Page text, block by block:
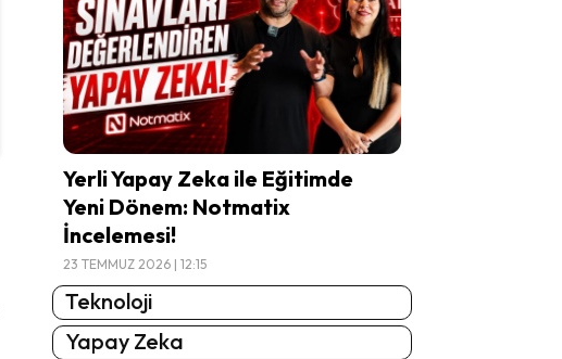
Yerli Yapay Zeka ile Eğitimde
Yeni Dönem: Notmatix
İncelemesi!
23 TEMMUZ 2026 | 12:15
Teknoloji
Yapay Zeka